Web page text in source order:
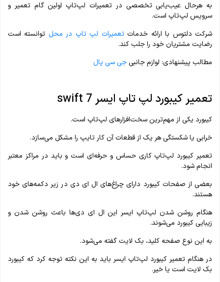
به‌ هرحال عیب‌یابی تخصصی در تعمیرات لپ‌تاپ اولین گام تعمیر و
سرویس لپ‌تاپ است.
شرکت دلتوس با ارائه خدماتتعمیرات لپ‌ تاپ در محل توانسته است
رضایت مشتریان خود را جلب کند.
مطالب پیشنهادی: لوازم جانبی جی سی پال
تعمیر کیبورد لپ ‌تاپ ایسر swift 7
کیبورد یکی از مهم‌ترین سخت‌افزارهای لپ‌تاپ است.
خرابی یا شکستگی هر یک از قطعات آن کار تایپ را مشکل می‌سازد.
تعمیر کیبورد لپ‌تاپ کاری حساس و حرفه‌ای است و باید در مراکز معتبر
انجام شود.
بعضی از صفحات کیبورد دارای چراغ‌های ال ای دی در زیر دکمه‌های خود
هستند.
هنگام روشن شدن لپ‌تاپ ایسر این ال ای دی‌ها باعث روشن شدن و
زیبایی کیبورد می‌شوند.
به این نوع صفحه‌ کلید، بک لایت گفته می‌شود.
در هنگام تعمیر کیبورد لپ‌تاپ ایسر باید به این نکته توجه کرد که کیبورد
بک لایت است یا خیر.